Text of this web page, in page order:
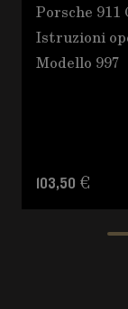
Porsche 911
Istruzioni
Modello 997
103,50 €